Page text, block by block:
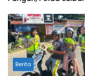
Sawah dan Mitigasi
Kekeringan
Berita